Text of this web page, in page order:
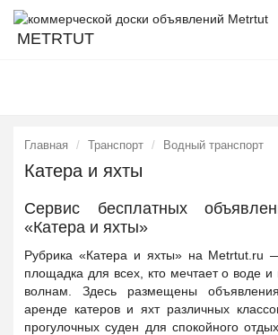
METRTUT
Главная Транспорт Водный транспорт
Катера и яхты
Сервис бесплатных
«Катера и яхты»
Рубрика «Катера и яхты» на Metrtut.ru
площадка для всех, кто мечтает о воде и
волнам. Здесь размещены
аренде катеров и яхт различных
прогулочных суден для спокойного